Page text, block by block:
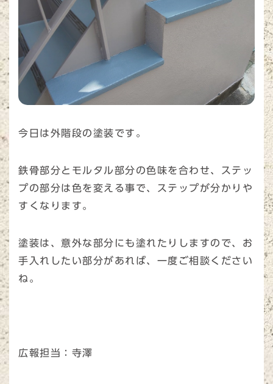
今日は外階段の塗装です。
鉄骨部分とモルタル部分の色味を合わせ、ステッ
プの部分は色を変える事で、ステップが分かりや
すくなります。
塗装は、意外な部分にも塗れたりしますので、お
手入れしたい部分があれば、一度ご相談ください
ね。
広報担当：寺澤